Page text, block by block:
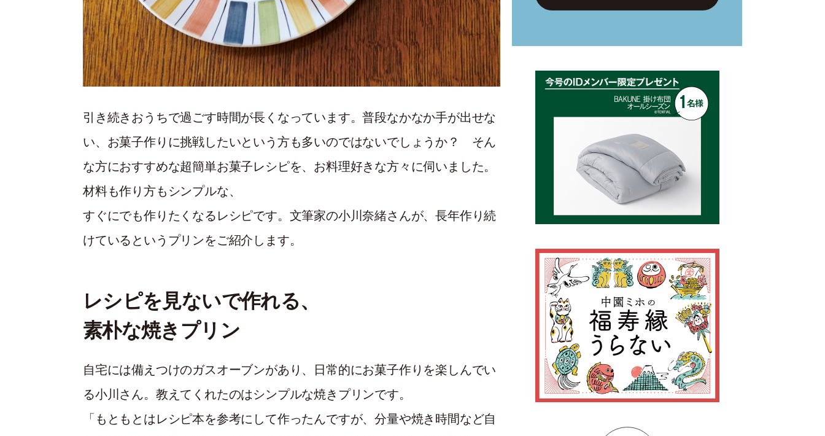
引き続きおうちで過ごす時間が長くなっています。普段なかなか手が出せな
い、お菓子作りに挑戦したいという方も多いのではないでしょうか？ そん
な方におすすめな超簡単お菓子レシピを、お料理好きな方々に伺いました。
材料も作り方もシンプルな、
すぐにでも作りたくなるレシピです。文筆家の小川奈緒さんが、長年作り続
けているというプリンをご紹介します。
レシピを見ないで作れる、
素朴な焼きプリン
自宅には備えつけのガスオーブンがあり、日常的にお菓子作りを楽しんでい
る小川さん。教えてくれたのはシンプルな焼きプリンです。
「もともとはレシピ本を参考にして作ったんですが、分量や焼き時間など自